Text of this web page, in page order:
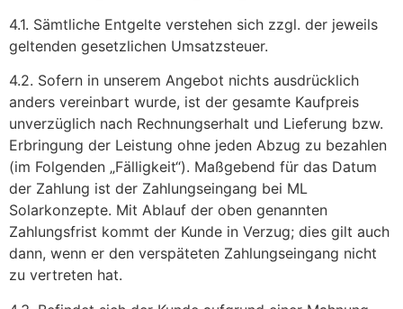
4.1. Sämtliche Entgelte verstehen sich zzgl. der jeweils
geltenden gesetzlichen Umsatzsteuer.
4.2. Sofern in unserem Angebot nichts ausdrücklich
anders vereinbart wurde, ist der gesamte Kaufpreis
unverzüglich nach Rechnungserhalt und Lieferung bzw.
Erbringung der Leistung ohne jeden Abzug zu bezahlen
(im Folgenden „Fälligkeit“). Maßgebend für das Datum
der Zahlung ist der Zahlungseingang bei ML
Solarkonzepte. Mit Ablauf der oben genannten
Zahlungsfrist kommt der Kunde in Verzug; dies gilt auch
dann, wenn er den verspäteten Zahlungseingang nicht
zu vertreten hat.